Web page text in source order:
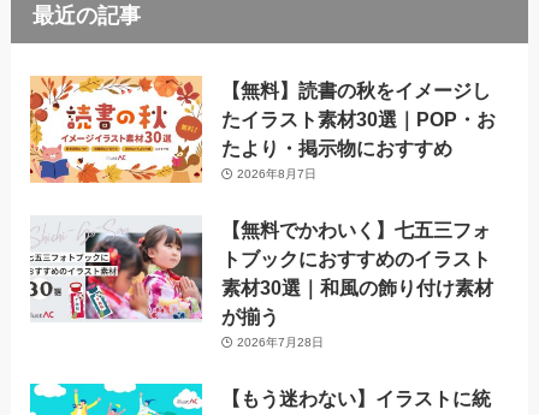
最近の記事
【無料】読書の秋をイメージし
たイラスト素材30選｜POP・お
たより・掲示物におすすめ
2026年8月7日
【無料でかわいく】七五三フォ
トブックにおすすめのイラスト
素材30選｜和風の飾り付け素材
が揃う
2026年7月28日
【もう迷わない】イラストに統